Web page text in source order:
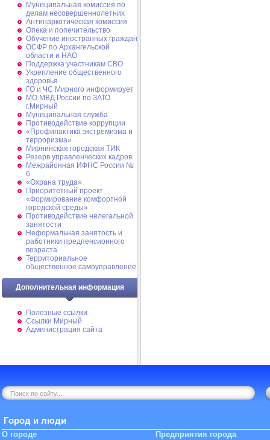
Муниципальная комиссия по
делам несовершеннолетних
Антинаркотическая комиссия
Опека и попечительство
Обучение иностранных граждан
ОСФР по Архангельской
области и НАО
Поддержка участникам СВО
Укрепление общественного
здоровья
ГО и ЧС Мирного информирует
МО МВД России по ЗАТО
г.Мирный
Муниципальная cлужба
Противодействие коррупции
«Профилактика экстремизма и
терроризма»
Мирнинская городская ТИК
Резерв управленческих кадров
Межрайонная ИФНС России №
6
«Охрана труда»
Приоритетный проект
«Формирование комфортной
городской среды»
Противодействие нелегальной
занятости
Неформальная занятость и
работники предпенсионного
возраста
Территориальное
общественное самоуправление
Дополнительная информация
Полезные ссылки
Ссылки Мирный
Администрация сайта
Город и люди
О городе Предприятия города